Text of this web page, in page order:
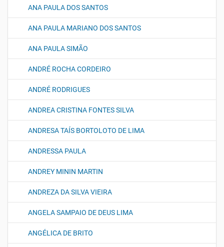
ANA PAULA DOS SANTOS
ANA PAULA MARIANO DOS SANTOS
ANA PAULA SIMÃO
ANDRÉ ROCHA CORDEIRO
ANDRÉ RODRIGUES
ANDREA CRISTINA FONTES SILVA
ANDRESA TAÍS BORTOLOTO DE LIMA
ANDRESSA PAULA
ANDREY MININ MARTIN
ANDREZA DA SILVA VIEIRA
ANGELA SAMPAIO DE DEUS LIMA
ANGÉLICA DE BRITO